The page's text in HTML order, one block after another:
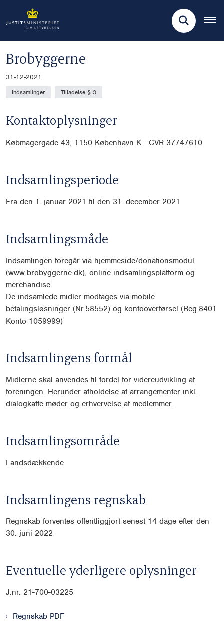
Brobyggerne
31-12-2021
Indsamlinger Tilladelse § 3
Kontaktoplysninger
Købmagergade 43, 1150 København K - CVR 37747610
Indsamlingsperiode
Fra den 1. januar 2021 til den 31. december 2021
Indsamlingsmåde
Indsamlingen foregår via hjemmeside/donationsmodul
(www.brobyggerne.dk), online indsamlingsplatform og
merchandise.
De indsamlede midler modtages via mobile
betalingsløsninger (Nr.58552) og kontooverførsel (Reg.8401
Konto 1059999)
Indsamlingens formål
Midlerne skal anvendes til fordel for videreudvikling af
foreningen. Herunder afholdelse af arrangementer inkl.
dialogkaffe møder og erhvervelse af medlemmer.
Indsamlingsområde
Landsdækkende
Indsamlingens regnskab
Regnskab forventes offentliggjort senest 14 dage efter den
30. juni 2022
Eventuelle yderligere oplysninger
J.nr. 21-700-03225
Regnskab PDF